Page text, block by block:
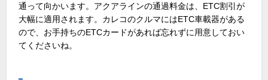
通って向かいます。アクアラインの通過料金は、ETC割引が
大幅に適用されます。カレコのクルマにはETC車載器がある
ので、お手持ちのETCカードがあれば忘れずに用意しておい
てくださいね。